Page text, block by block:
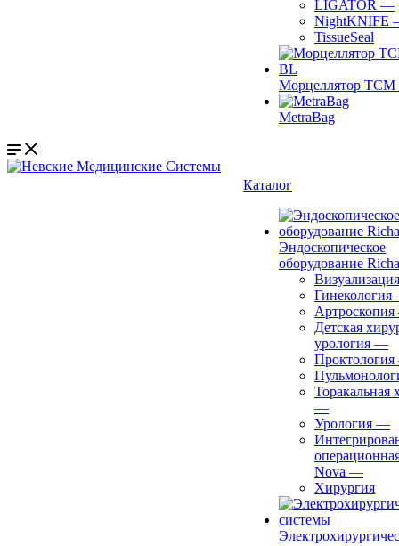
LIGATOR —
NightKNIFE
TissueSeal
Морцеллятор ТСМ
MetraBag
Каталог
Эндоскопическое
оборудование
Визуализация
Гинекология
Артроскопия
Детская
урология —
Проктология
Торакальная
—
Урология —
Nova —
Хирургия